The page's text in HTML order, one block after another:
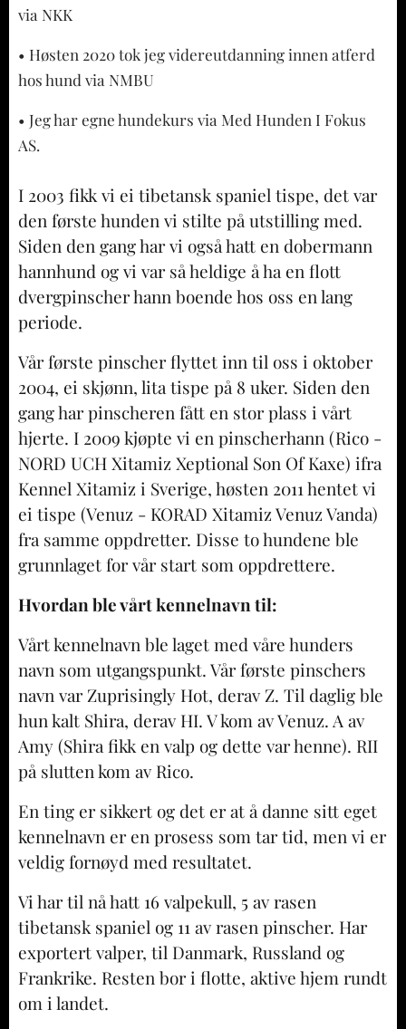
via NKK
• Høsten 2020 tok jeg videreutdanning innen atferd
hos hund via NMBU
• Jeg har egne hundekurs via Med Hunden I Fokus
AS.
I 2003 fikk vi ei tibetansk spaniel tispe, det var
den første hunden vi stilte på utstilling med.
Siden den gang har vi også hatt en dobermann
hannhund og vi var så heldige å ha en flott
dvergpinscher hann boende hos oss en lang
periode.
Vår første pinscher flyttet inn til oss i oktober
2004, ei skjønn, lita tispe på 8 uker. Siden den
gang har pinscheren fått en stor plass i vårt
hjerte. I 2009 kjøpte vi en pinscherhann (Rico -
NORD UCH Xitamiz Xeptional Son Of Kaxe) ifra
Kennel Xitamiz i Sverige, høsten 2011 hentet vi
ei tispe (Venuz - KORAD Xitamiz Venuz Vanda)
fra samme oppdretter. Disse to hundene ble
grunnlaget for vår start som oppdrettere.
Hvordan ble vårt kennelnavn til:
Vårt kennelnavn ble laget med våre hunders
navn som utgangspunkt. Vår første pinschers
navn var Zuprisingly Hot, derav Z. Til daglig ble
hun kalt Shira, derav HI. V kom av Venuz. A av
Amy (Shira fikk en valp og dette var henne). RII
på slutten kom av Rico.
En ting er sikkert og det er at å danne sitt eget
kennelnavn er en prosess som tar tid, men vi er
veldig fornøyd med resultatet.
Vi har til nå hatt 16 valpekull, 5 av rasen
tibetansk spaniel og 11 av rasen pinscher. Har
exportert valper, til Danmark, Russland og
Frankrike. Resten bor i flotte, aktive hjem rundt
om i landet.